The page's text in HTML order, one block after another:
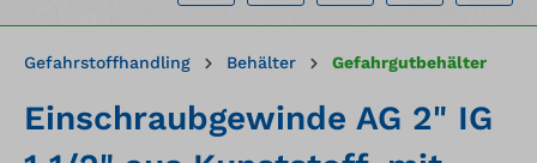
Gefahrstoffhandling Behälter Gefahrgutbehälter
Einschraubgewinde AG 2" IG